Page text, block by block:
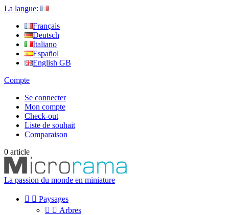
La langue:
Français
Deutsch
Italiano
Español
English GB
Compte
Se connecter
Mon compte
Check-out
Liste de souhait
Comparaison
0 article
La passion du monde en miniature
  Paysages
  Arbres